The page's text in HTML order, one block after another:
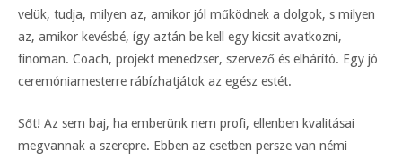
velük, tudja, milyen az, amikor jól működnek a dolgok, s milyen
az, amikor kevésbé, így aztán be kell egy kicsit avatkozni,
finoman. Coach, projekt menedzser, szervező és elhárító. Egy jó
ceremóniamesterre rábízhatjátok az egész estét.
Sőt! Az sem baj, ha emberünk nem profi, ellenben kvalitásai
megvannak a szerepre. Ebben az esetben persze van némi